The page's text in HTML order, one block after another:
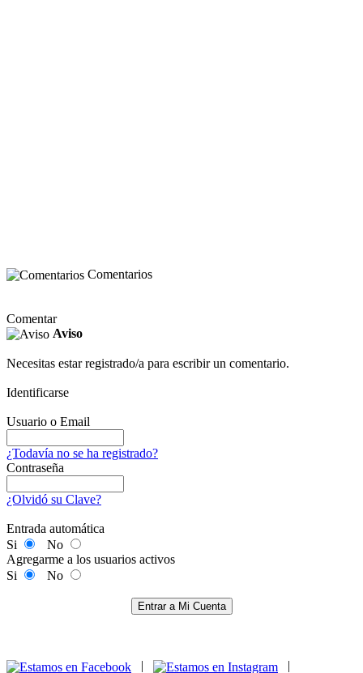
Comentarios
Comentar
Aviso
Necesitas estar registrado/a para escribir un comentario.
Identificarse
Usuario o Email
¿Todavía no se ha registrado?
Contraseña
¿Olvidó su Clave?
Entrada automática
Si
No
Agregarme a los usuarios activos
Si
No
Entrar a Mi Cuenta
| |